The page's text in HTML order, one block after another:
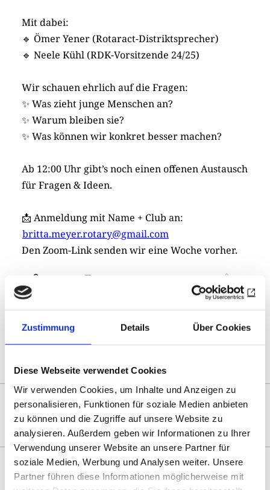
Zustimmung Details Über Cookies
Diese Webseite verwendet Cookies
Wir verwenden Cookies, um Inhalte und Anzeigen zu
personalisieren, Funktionen für soziale Medien anbieten
zu können und die Zugriffe auf unsere Website zu
analysieren. Außerdem geben wir Informationen zu Ihrer
Verwendung unserer Website an unsere Partner für
soziale Medien, Werbung und Analysen weiter. Unsere
Partner führen diese Informationen möglicherweise mit
Mit dabei:
🔹 Ömer Yener (Rotaract-Distriktsprecher)
🔹 Neele Kühl (RDK-Vorsitzende 24/25)
Wir schauen ehrlich auf die Fragen:
✨ Was zieht junge Menschen an?
✨ Warum bleiben sie?
✨ Was können wir konkret besser machen?
Ab 12:00 Uhr gibt’s noch einen offenen Austausch
für Fragen & Ideen.
📩 Anmeldung mit Name + Club an:
britta.meyer.rotary@gmail.com
Den Zoom-Link senden wir eine Woche vorher.
Zur Übersicht
DAS KÖNNTE SIE AUCH
INTERESSIEREN